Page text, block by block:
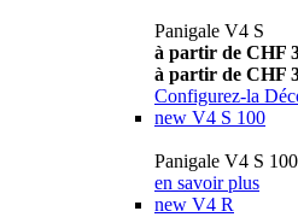
Panigale V4 S
à partir de CHF
à partir de CHF
Configurez-la
new V4 S 100
Panigale V4 S 100
en savoir plus
new V4 R